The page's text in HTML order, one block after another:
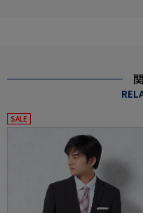
SALE